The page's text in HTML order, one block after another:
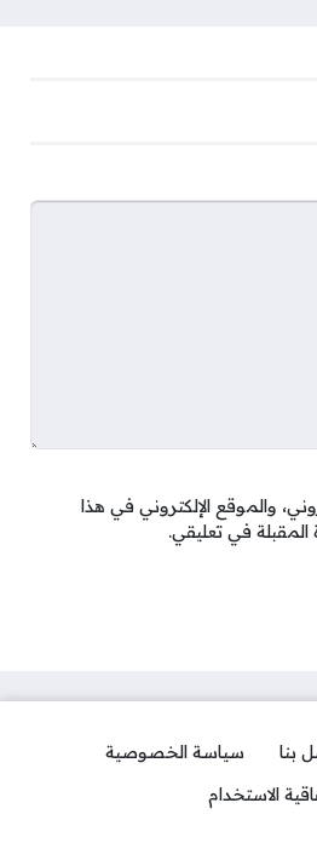
والموقع الإلكتروني في هذا
في تعليقي.
بنا
سياسة الخصوصية
الاستخدام